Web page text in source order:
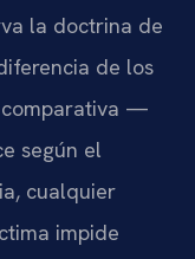
la doctrina de
de los
comparativa —
según el
cualquier
impide